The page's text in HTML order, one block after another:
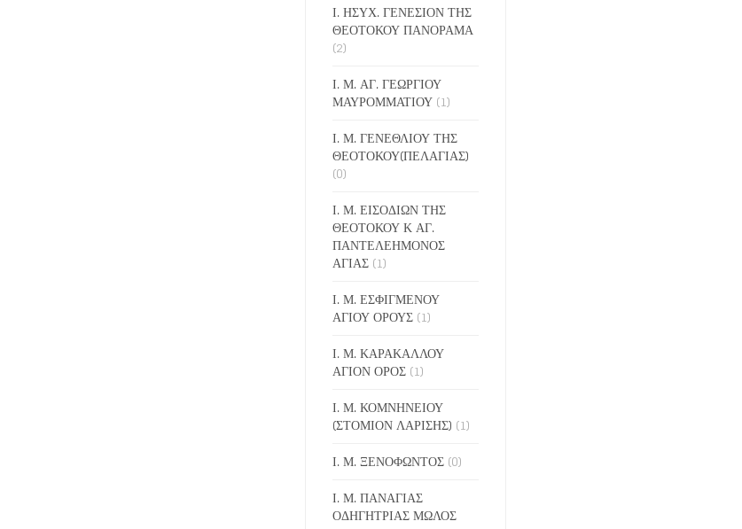
Ι. ΗΣΥΧ. ΓΕΝΕΣΙΟΝ ΤΗΣ
ΘΕΟΤΟΚΟΥ ΠΑΝΟΡΑΜΑ
(2)
Ι. Μ. ΑΓ. ΓΕΩΡΓΙΟΥ
ΜΑΥΡΟΜΜΑΤΙΟΥ (1)
Ι. Μ. ΓΕΝΕΘΛΙΟΥ ΤΗΣ
ΘΕΟΤΟΚΟΥ(ΠΕΛΑΓΙΑΣ)
(0)
Ι. Μ. ΕΙΣΟΔΙΩΝ ΤΗΣ
ΘΕΟΤΟΚΟΥ Κ ΑΓ.
ΠΑΝΤΕΛΕΗΜΟΝΟΣ
ΑΓΙΑΣ (1)
Ι. Μ. ΕΣΦΙΓΜΕΝΟΥ
ΑΓΙΟΥ ΟΡΟΥΣ (1)
Ι. Μ. ΚΑΡΑΚΑΛΛΟΥ
ΑΓΙΟΝ ΟΡΟΣ (1)
Ι. Μ. ΚΟΜΝΗΝΕΙΟΥ
(ΣΤΟΜΙΟΝ ΛΑΡΙΣΗΣ) (1)
Ι. Μ. ΞΕΝΟΦΩΝΤΟΣ (0)
Ι. Μ. ΠΑΝΑΓΙΑΣ
ΟΔΗΓΗΤΡΙΑΣ ΜΩΛΟΣ